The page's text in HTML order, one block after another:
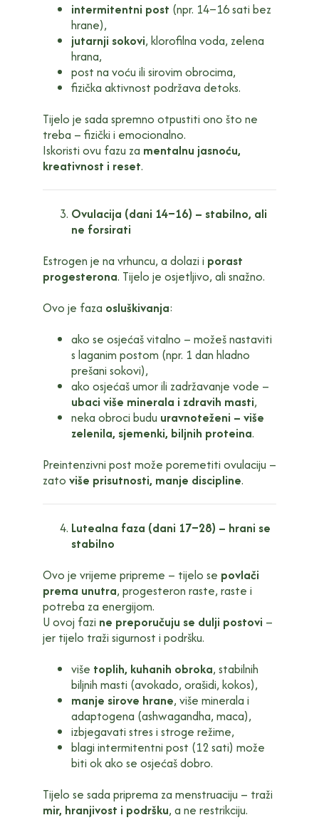
intermitentni post (npr. 14–16 sati bez
hrane),
jutarnji sokovi, klorofilna voda, zelena
hrana,
post na voću ili sirovim obrocima,
fizička aktivnost podržava detoks.
Tijelo je sada spremno otpustiti ono što ne
treba – fizički i emocionalno.
Iskoristi ovu fazu za mentalnu jasnoću,
kreativnost i reset.
Ovulacija (dani 14–16) – stabilno, ali
ne forsirati
Estrogen je na vrhuncu, a dolazi i porast
progesterona. Tijelo je osjetljivo, ali snažno.
Ovo je faza osluškivanja:
ako se osjećaš vitalno – možeš nastaviti
s laganim postom (npr. 1 dan hladno
prešani sokovi),
ako osjećaš umor ili zadržavanje vode –
ubaci više minerala i zdravih masti,
neka obroci budu uravnoteženi – više
zelenila, sjemenki, biljnih proteina.
Preintenzivni post može poremetiti ovulaciju –
zato više prisutnosti, manje discipline.
Lutealna faza (dani 17–28) – hrani se
stabilno
Ovo je vrijeme pripreme – tijelo se povlači
prema unutra, progesteron raste, raste i
potreba za energijom.
U ovoj fazi ne preporučuju se dulji postovi –
jer tijelo traži sigurnost i podršku.
više toplih, kuhanih obroka, stabilnih
biljnih masti (avokado, orašidi, kokos),
manje sirove hrane, više minerala i
adaptogena (ashwagandha, maca),
izbjegavati stres i stroge režime,
blagi intermitentni post (12 sati) može
biti ok ako se osjećaš dobro.
Tijelo se sada priprema za menstruaciju – traži
mir, hranjivost i podršku, a ne restrikciju.